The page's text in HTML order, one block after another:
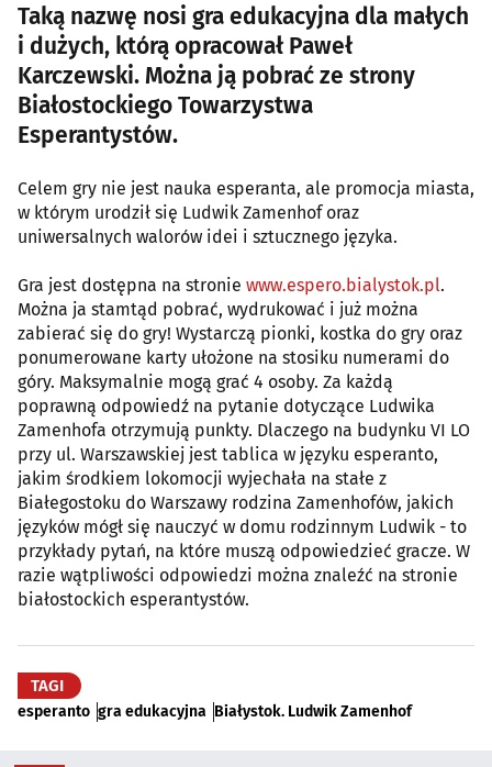
Taką nazwę nosi gra edukacyjna dla małych
i dużych, którą opracował Paweł
Karczewski. Można ją pobrać ze strony
Białostockiego Towarzystwa
Esperantystów.
Celem gry nie jest nauka esperanta, ale promocja miasta,
w którym urodził się Ludwik Zamenhof oraz
uniwersalnych walorów idei i sztucznego języka.
Gra jest dostępna na stronie www.espero.bialystok.pl.
Można ja stamtąd pobrać, wydrukować i już można
zabierać się do gry! Wystarczą pionki, kostka do gry oraz
ponumerowane karty ułożone na stosiku numerami do
góry. Maksymalnie mogą grać 4 osoby. Za każdą
poprawną odpowiedź na pytanie dotyczące Ludwika
Zamenhofa otrzymują punkty. Dlaczego na budynku VI LO
przy ul. Warszawskiej jest tablica w języku esperanto,
jakim środkiem lokomocji wyjechała na stałe z
Białegostoku do Warszawy rodzina Zamenhofów, jakich
języków mógł się nauczyć w domu rodzinnym Ludwik - to
przykłady pytań, na które muszą odpowiedzieć gracze. W
razie wątpliwości odpowiedzi można znaleźć na stronie
białostockich esperantystów.
TAGI
esperanto gra edukacyjna Białystok. Ludwik Zamenhof